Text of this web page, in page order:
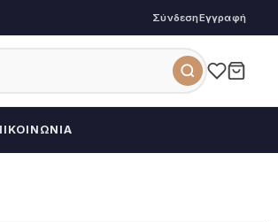
ΣύνδεσηΕγγραφή